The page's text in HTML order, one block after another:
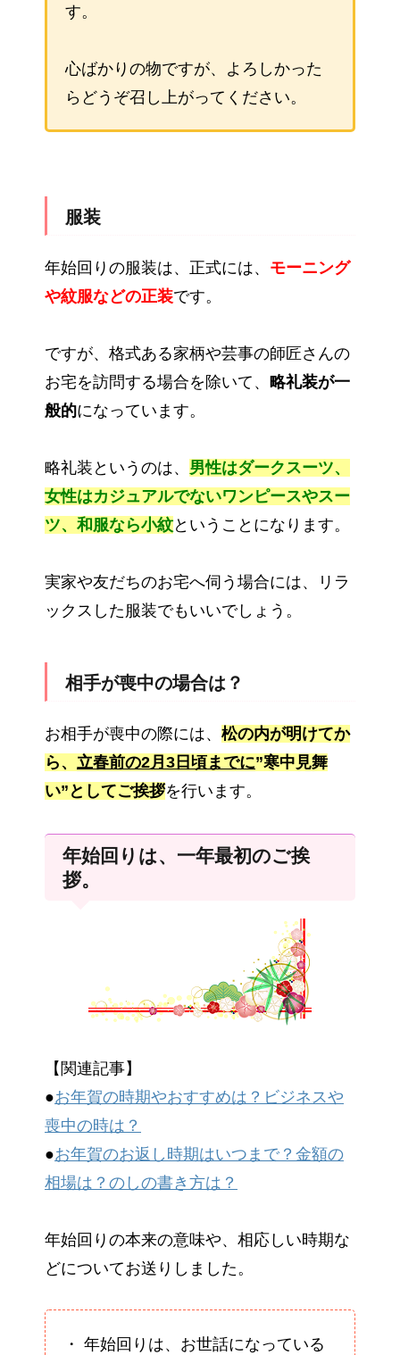
す。
心ばかりの物ですが、よろしかった
らどうぞ召し上がってください。
服装
年始回りの服装は、正式には、 モーニング
や紋服などの正装です。
ですが、格式ある家柄や芸事の師匠さんの
お宅を訪問する場合を除いて、 略礼装が一
般的になっています。
略礼装というのは、 男性はダークスーツ、
女性はカジュアルでないワンピースやスー
ツ、和服なら小紋ということになります。
実家や友だちのお宅へ伺う場合には、リラ
ックスした服装でもいいでしょう。
相手が喪中の場合は？
お相手が喪中の際には、 松の内が明けてか
ら、 立春前の2月3日頃までに”寒中見舞
い”としてご挨拶を行います。
年始回りは、一年最初のご挨
拶。
【関連記事】
●お年賀の時期やおすすめは？ビジネスや
喪中の時は？
●お年賀のお返し時期はいつまで？金額の
相場は？のしの書き方は？
年始回りの本来の意味や、相応しい時期な
どについてお送りしました。
・ 年始回りは、お世話になっている